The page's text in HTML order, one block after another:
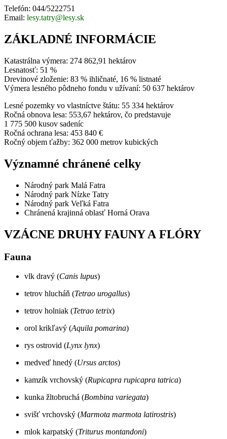
Telefón: 044/5222751
Email: lesy.tatry@lesy.sk
ZÁKLADNÉ INFORMÁCIE
Katastrálna výmera: 274 862,91 hektárov
Lesnatosť: 51 %
Drevinové zloženie: 83 % ihličnaté, 16 % listnaté
Výmera lesného pôdneho fondu v užívaní: 50 637 hektárov
Lesné pozemky vo vlastníctve štátu: 55 334 hektárov
Ročná obnova lesa: 553,67 hektárov, čo predstavuje
1 775 500 kusov sadeníc
Ročná ochrana lesa: 453 840 €
Ročný objem ťažby: 362 000 metrov kubických
Významné chránené celky
Národný park Malá Fatra
Národný park Nízke Tatry
Národný park Veľká Fatra
Chránená krajinná oblasť Horná Orava
VZÁCNE DRUHY FAUNY A FLÓRY
Fauna
vlk dravý (Canis lupus)
tetrov hlucháň (Tetrao urogallus)
tetrov holniak (Tetrao tetrix)
orol krikľavý (Aquila pomarina)
rys ostrovid (Lynx lynx)
medveď hnedý (Ursus arctos)
kamzík vrchovský (Rupicapra rupicapra tatrica)
kunka žltobruchá (Bombina variegata)
svišť vrchovský (Marmota marmota latirostris)
mlok karpatský (Triturus montandoni)